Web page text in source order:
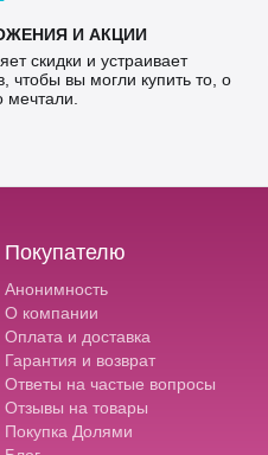
И АКЦИИ
скидки и устраивает
чтобы вы могли купить то, о
мечтали.
Покупателю
Анонимность
О компании
Оплата и доставка
Гарантия и возврат
Ответы на частые вопросы
Отзывы на товары
Покупка Долями